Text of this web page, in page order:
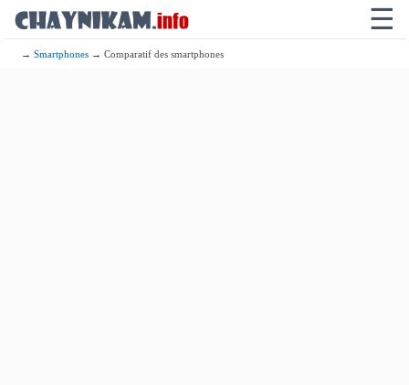
☰
→Smartphones → Comparatif des smartphones